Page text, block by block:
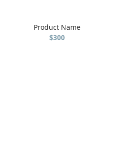
Product Name
$300